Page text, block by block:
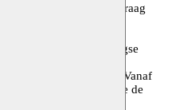
we jullie hulp nodig! Vraag
kinderen of
Dit mogen zowel
‘60 zijn als hedendaagse
Wij
ze tot een top 50. Vanaf
live concerten waarop je de
beleven.